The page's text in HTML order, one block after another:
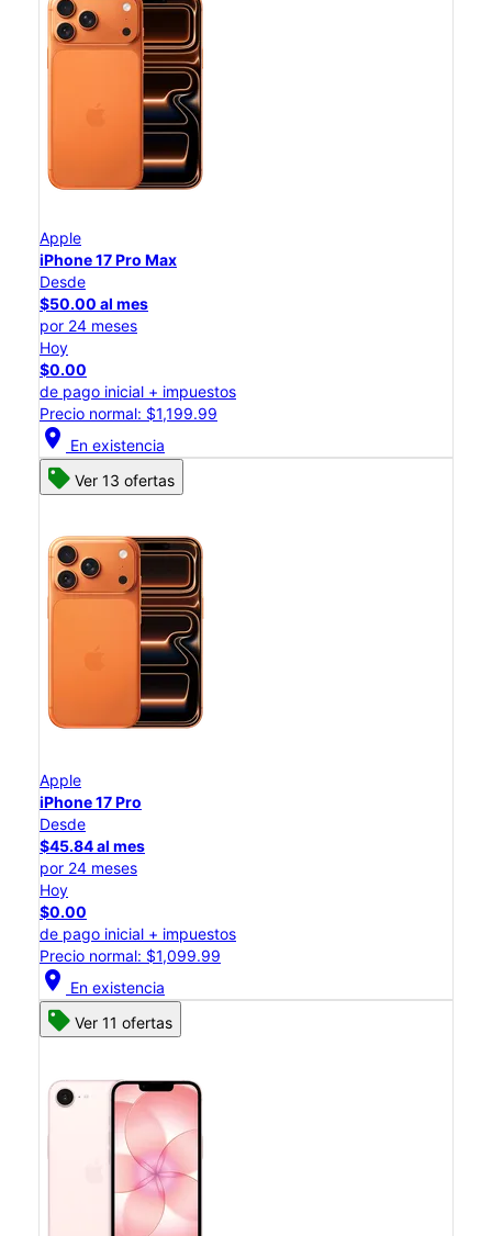
Apple
iPhone 17 Pro Max
Desde
$50.00 al mes
por 24 meses
Hoy
$0.00
de pago inicial + impuestos
Precio normal: $1,199.99
location_on En existencia
Ver 13 ofertas
Apple
iPhone 17 Pro
Desde
$45.84 al mes
por 24 meses
Hoy
$0.00
de pago inicial + impuestos
Precio normal: $1,099.99
location_on En existencia
Ver 11 ofertas